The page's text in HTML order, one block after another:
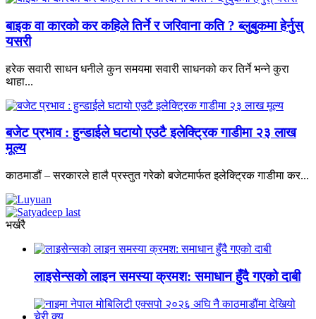
बाइक वा कारको कर कहिले तिर्ने र जरिवाना कति ? ब्लुबुकमा हेर्नुस्
यसरी
हरेक सवारी साधन धनीले कुन समयमा सवारी साधनको कर तिर्ने भन्ने कुरा
थाहा...
बजेट प्रभाव : हुन्डाईले घटायो एउटै इलेक्ट्रिक गाडीमा २३ लाख
मूल्य
काठमाडौं – सरकारले हालै प्रस्तुत गरेको बजेटमार्फत इलेक्ट्रिक गाडीमा कर...
भर्खरै
लाइसेन्सको लाइन समस्या क्रमश: समाधान हुँदै गएको दाबी